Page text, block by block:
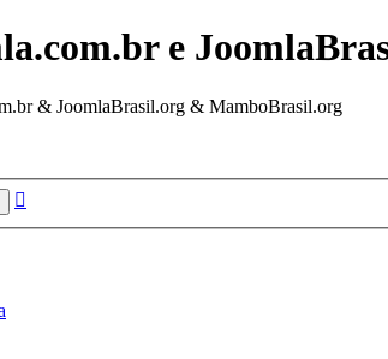
e
& JoomlaBrasil.org & MamboBrasil.org
Pesquisar